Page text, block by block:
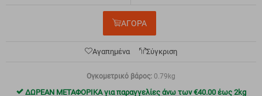
ΑΓΟΡΑ
Αγαπημένα Σύγκριση
Ογκομετρικό βάρος: 0.79kg
ΔΩΡΕΑΝ ΜΕΤΑΦΟΡΙΚΑ για παραγγελίες άνω των€40.00έως 2kg